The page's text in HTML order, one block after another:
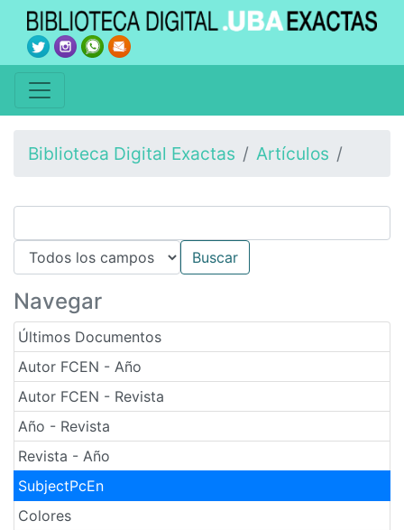
Biblioteca Digital Exactas Artículos
Navegar
Últimos Documentos
Autor FCEN - Año
Autor FCEN - Revista
Año - Revista
Revista - Año
SubjectPcEn
Colores